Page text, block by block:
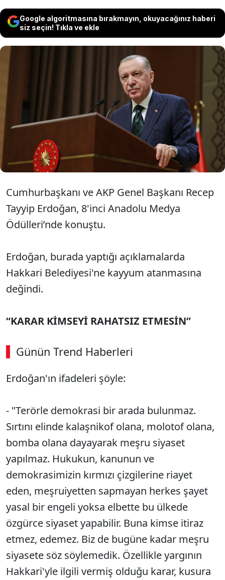
Google algoritmasına bırakmayın, okuyacağınız haberi
siz seçin! Tıkla ve ekle
Cumhurbaşkanı Erdoğan, Hakkari Belediyesi’ne
kayyum atanmasıyla ilgili olarak “hukukun
gereği yaptığını, yapmaya devam edeceğini"
söyledi ve "Yargı burada kanunu değil, hukuku
konuşturmuş ve kararını da buna göre
vermiştir" dedi.
Cumhurbaşkanı ve AKP Genel Başkanı Recep
Tayyip Erdoğan, 8'inci Anadolu Medya
Ödülleri’nde konuştu.
Erdoğan, burada yaptığı açıklamalarda
Hakkari Belediyesi'ne kayyum atanmasına
değindi.
“KARAR KİMSEYİ RAHATSIZ ETMESİN”
Günün Trend Haberleri
Erdoğan'ın ifadeleri şöyle:
- "Terörle demokrasi bir arada bulunmaz.
Sırtını elinde kalaşnikof olana, molotof olana,
bomba olana dayayarak meşru siyaset
yapılmaz. Hukukun, kanunun ve
demokrasimizin kırmızı çizgilerine riayet
eden, meşruiyetten sapmayan herkes şayet
yasal bir engeli yoksa elbette bu ülkede
özgürce siyaset yapabilir. Buna kimse itiraz
etmez, edemez. Biz de bugüne kadar meşru
siyasete söz söylemedik. Özellikle yargının
Hakkari'yle ilgili vermiş olduğu karar, kusura